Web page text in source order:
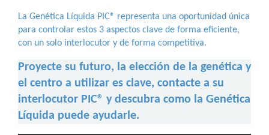
La Genética Líquida PIC® representa una oportunidad única
para controlar estos 3 aspectos clave de forma eficiente,
con un solo interlocutor y de forma competitiva.
Proyecte su futuro, la elección de la genética y
el centro a utilizar es clave, contacte a su
interlocutor PIC® y descubra como la Genética
Líquida puede ayudarle.